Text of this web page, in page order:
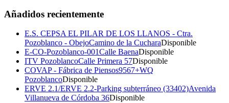
Añadidos recientemente
E.S. CEPSA EL PILAR DE LOS LLANOS - Ctra.
Pozoblanco - ObejoCamino de la CucharaDisponible
E-CO-Pozoblanco-001Calle BaenaDisponible
ITV PozoblancoCalle Primera 57Disponible
COVAP - Fábrica de Piensos9567+WQ
PozoblancoDisponible
ERVE 2.1/ERVE 2.2-Parking subterráneo (33402)Avenida
Villanueva de Córdoba 36Disponible